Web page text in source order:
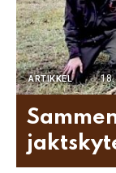
ARTIKKEL